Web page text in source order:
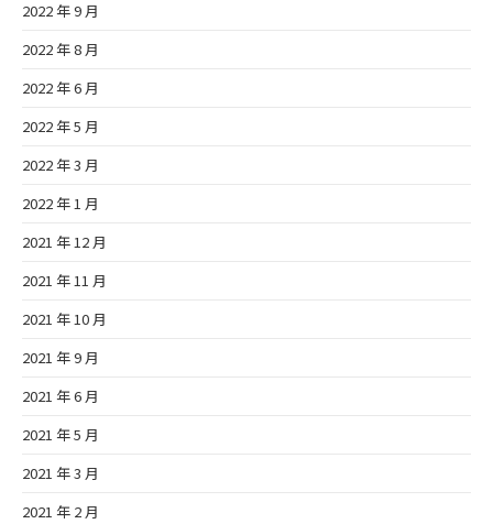
2022 年 9 月
2022 年 8 月
2022 年 6 月
2022 年 5 月
2022 年 3 月
2022 年 1 月
2021 年 12 月
2021 年 11 月
2021 年 10 月
2021 年 9 月
2021 年 6 月
2021 年 5 月
2021 年 3 月
2021 年 2 月